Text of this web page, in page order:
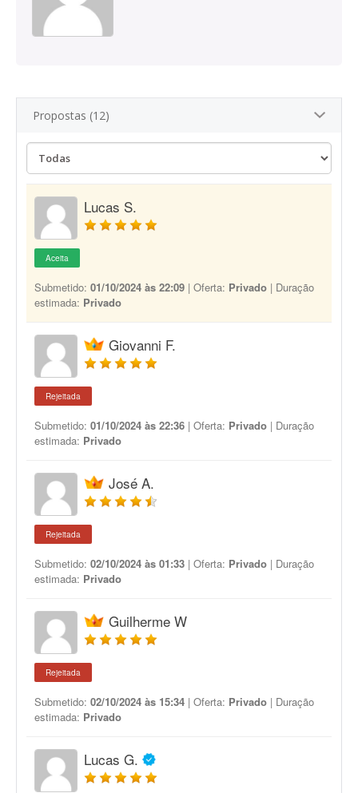
Propostas (12)
Lucas S.
Aceita
Submetido: 01/10/2024 às 22:09 | Oferta: Privado | Duração
estimada: Privado
Giovanni F.
Rejeitada
Submetido: 01/10/2024 às 22:36 | Oferta: Privado | Duração
estimada: Privado
José A.
Rejeitada
Submetido: 02/10/2024 às 01:33 | Oferta: Privado | Duração
estimada: Privado
Guilherme W
Rejeitada
Submetido: 02/10/2024 às 15:34 | Oferta: Privado | Duração
estimada: Privado
Lucas G.